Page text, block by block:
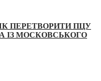
ПЕРЕТВОРИТИ ПЦУ
ІЗ МОСКОВСЬКОГО